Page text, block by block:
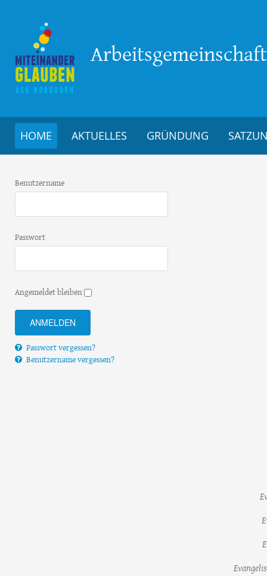
HOME AKTUELLES GRÜNDUNG
Benutzername
Passwort
Angemeldet bleiben
Passwort vergessen?
Benutzername vergessen?